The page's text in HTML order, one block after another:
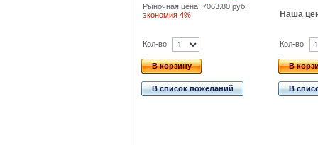
Рыночная цена: 7063.80 руб.
экономия 4%
Наша
Кол-во
В корзину
В список пожеланий
Кол-во
В
В